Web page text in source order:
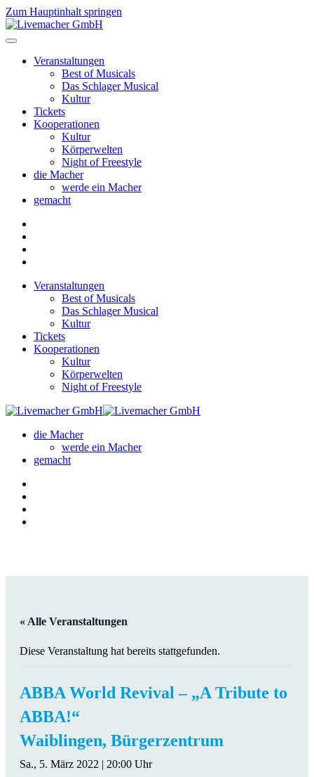
Zum Hauptinhalt springen
Veranstaltungen
Best of Musicals
Das Schlager Musical
Kultur
Tickets
Kooperationen
Kultur
Körperwelten
Night of Freestyle
die Macher
werde ein Macher
gemacht
Veranstaltungen
Best of Musicals
Das Schlager Musical
Kultur
Tickets
Kooperationen
Kultur
Körperwelten
Night of Freestyle
die Macher
werde ein Macher
gemacht
« Alle Veranstaltungen
Diese Veranstaltung hat bereits stattgefunden.
ABBA World Revival – „A Tribute to
ABBA!“
Waiblingen, Bürgerzentrum
Sa., 5. März 2022 | 20:00 Uhr